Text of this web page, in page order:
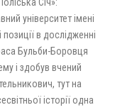
Січ»:
університет імені
в дослідженні
Бульби-Боровця
і здобув вчений
тут на
історії одна